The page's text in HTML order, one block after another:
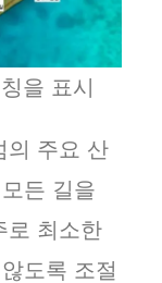
을 표시
의 주요 산
든 길을
로 최소한
도록 조절